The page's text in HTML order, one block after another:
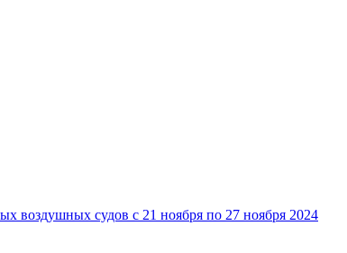
воздушных судов с 21 ноября по 27 ноября 2024